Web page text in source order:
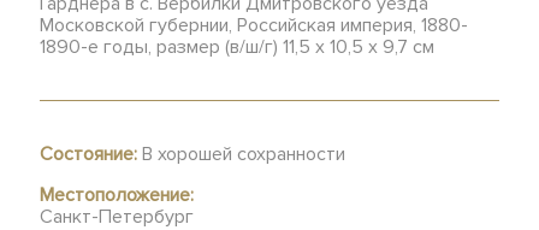
Московской губернии, Российская империя, 1880-
1890-е годы, размер (в/ш/г) 11,5 х 10,5 х 9,7 см
Состояние: В хорошей сохранности
Местоположение:
Санкт-Петербург